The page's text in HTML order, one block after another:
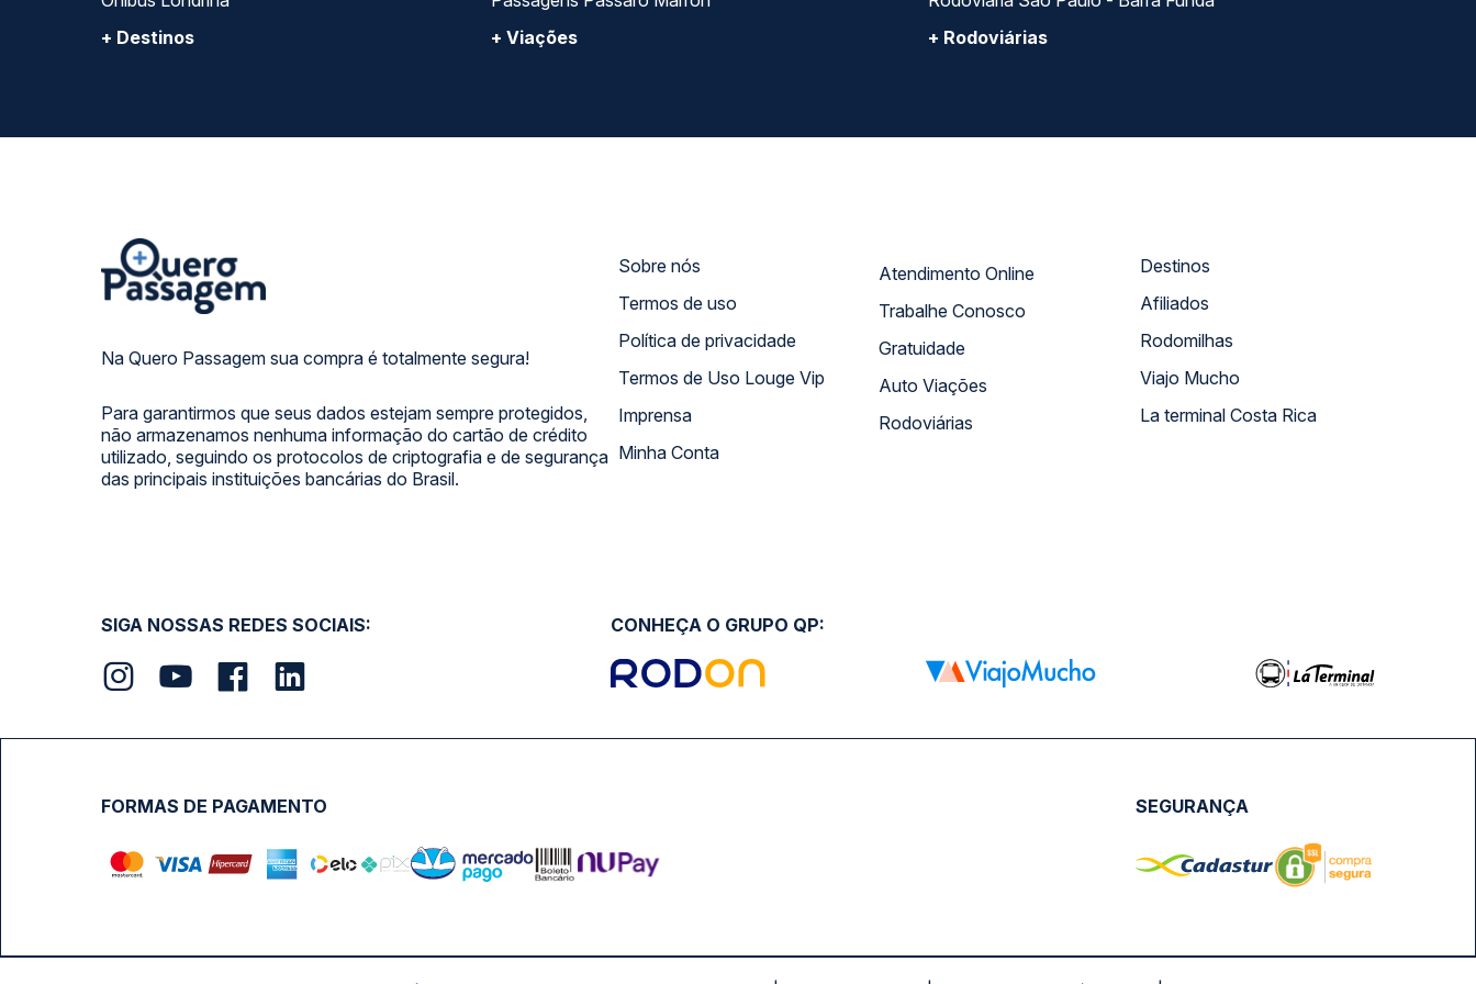
+ Destinos
+ Viações
+ Rodoviárias
Na Quero Passagem sua compra é totalmente segura!
Para garantirmos que seus dados estejam sempre protegidos,
não armazenamos nenhuma informação do cartão de crédito
utilizado, seguindo os protocolos de criptografia e de segurança
das principais instituições bancárias do Brasil.
Sobre nós
Termos de uso
Política de privacidade
Termos de Uso Louge Vip
Imprensa
Minha Conta
Atendimento Online
Trabalhe Conosco
Gratuidade
Auto Viações
Rodoviárias
Destinos
Afiliados
Rodomilhas
Viajo Mucho
La terminal Costa Rica
SIGA NOSSAS REDES SOCIAIS: CONHEÇA O GRUPO QP:
FORMAS DE PAGAMENTO SEGURANÇA